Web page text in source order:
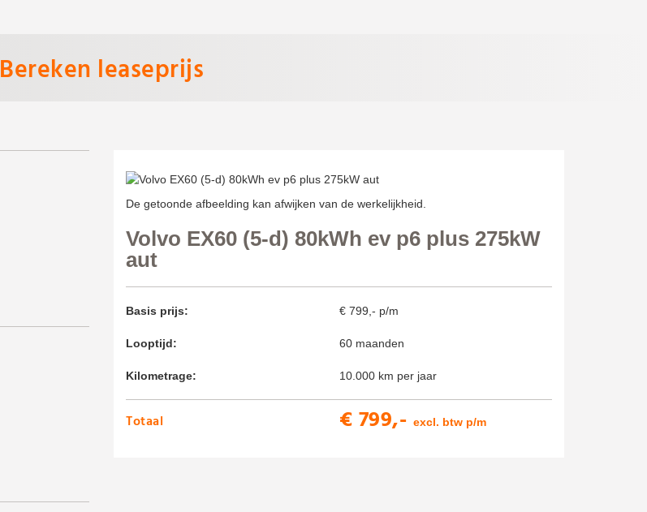
Bereken leaseprijs
De getoonde afbeelding kan afwijken van de werkelijkheid.
Volvo EX60 (5-d) 80kWh ev p6 plus 275kW
aut
Basis prijs: € 799,- p/m
Looptijd: 60 maanden
Kilometrage: 10.000 km per jaar
Totaal € 799,- excl. btw p/m